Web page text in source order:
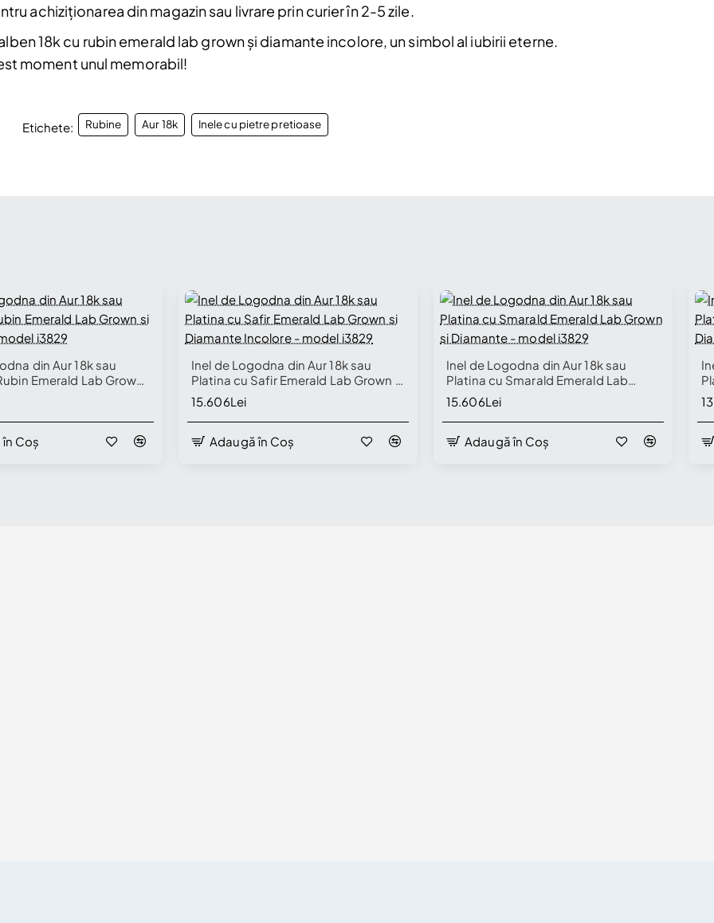
achiziționarea din magazin sau livrare prin curier în 2-5 zile.
18k cu rubin emerald lab grown și diamante incolore, un simbol al iubirii eterne.
moment unul memorabil!
Etichete: Rubine Aur 18k Inele cu pietre pretioase
din Aur 18k sau
Emerald Lab Grown
- model i3829
Coș
Inel de Logodna din Aur 18k sau
Platina cu Safir Emerald Lab Grown si
Diamante Incolore - model i3829
15.606Lei
Adaugă în Coș
Inel de Logodna din Aur 18k sau
Platina cu Smarald Emerald Lab
Grown si Diamante - model i3829
15.606Lei
Adaugă în Coș
si